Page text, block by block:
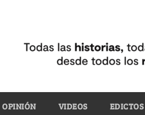
OPINIÓN VIDEOS EDICTOS